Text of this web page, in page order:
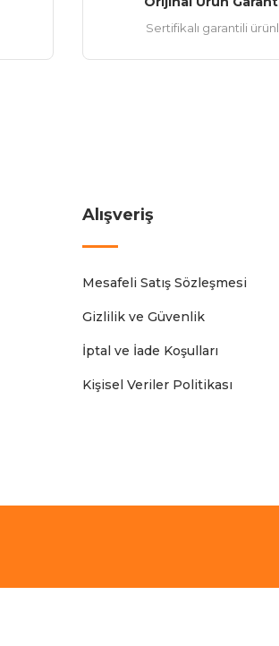
Sertifikalı garantili
Alışveriş
Mesafeli Satış Sözleşmesi
Gizlilik ve Güvenlik
İptal ve İade Koşulları
Kişisel Veriler Politikası